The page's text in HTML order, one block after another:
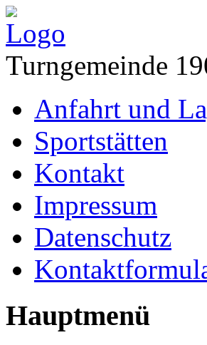
Turngemeinde
Anfahrt und
Sportstätten
Kontakt
Impressum
Datenschutz
Hauptmenü